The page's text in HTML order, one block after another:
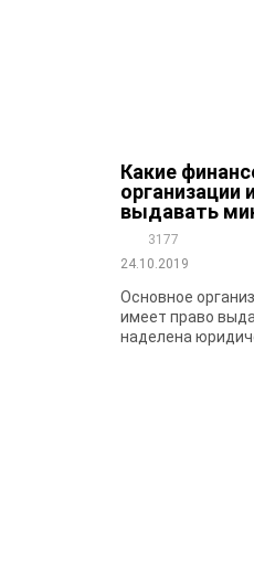
Какие
организации
выдавать
3177
24.10.2019
Основное
имеет право
наделена